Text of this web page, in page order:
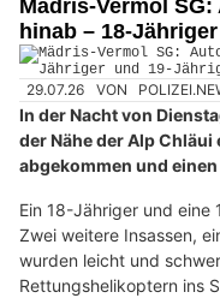
Mädris-Vermol
hinab – 18-
29.07.26 VON
In der Nacht von
der Nähe der Alp
abgekommen und
Ein 18-Jähriger und eine
Zwei weitere Insassen,
wurden leicht und
Rettungshelikoptern ins